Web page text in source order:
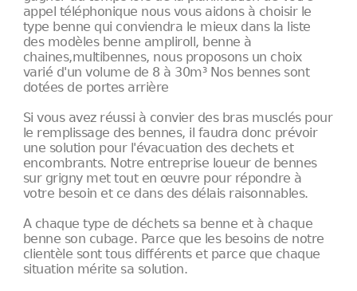
appel téléphonique nous vous aidons à choisir le
type benne qui conviendra le mieux dans la liste
des modèles benne ampliroll, benne à
chaines,multibennes, nous proposons un choix
varié d'un volume de 8 à 30m³ Nos bennes sont
dotées de portes arrière
Si vous avez réussi à convier des bras musclés pour
le remplissage des bennes, il faudra donc prévoir
une solution pour l'évacuation des dechets et
encombrants. Notre entreprise loueur de bennes
sur grigny met tout en œuvre pour répondre à
votre besoin et ce dans des délais raisonnables.
A chaque type de déchets sa benne et à chaque
benne son cubage. Parce que les besoins de notre
clientèle sont tous différents et parce que chaque
situation mérite sa solution.